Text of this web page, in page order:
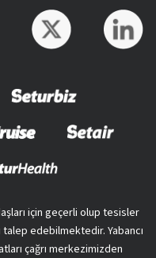
için geçerli olup tesisler
edebilmektedir. Yabancı
çağrı merkezimizden